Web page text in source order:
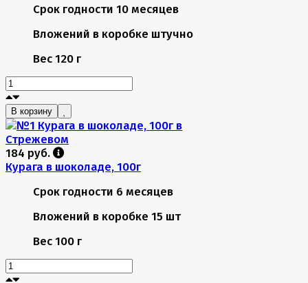
Срок годности 10 месяцев
Вложений в коробке штучно
Вес 120 г
В корзину
184 руб.
Курага в шоколаде, 100г
Срок годности 6 месяцев
Вложений в коробке 15 шт
Вес 100 г